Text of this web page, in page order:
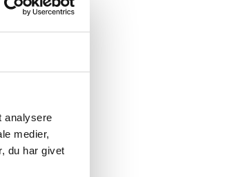
analysere
medier,
du har givet